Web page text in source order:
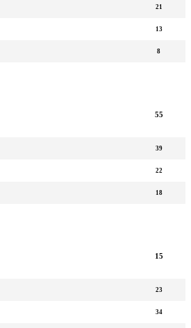
21
13
8
55
39
22
18
15
23
34